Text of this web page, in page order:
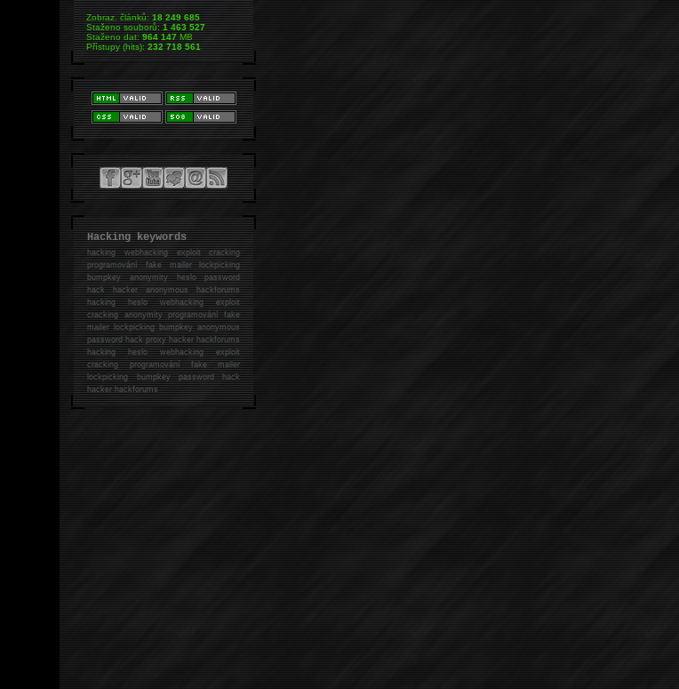
Zobraz. článků:18 249 685
Staženo souborů:1 463 527
Staženo dat:964 147MB
Přístupy (hits):232 718 561
Hacking keywords
hackingwebhacking exploit cracking
programování fake mailer lockpicking
bumpkey anonymity heslo password
hackhacker anonymous hackforums
hackingheslo webhacking exploit
cracking anonymity programování fake
mailer lockpicking bumpkey anonymous
password hack proxy hacker hackforums
hacking heslo webhacking exploit
cracking programování fake mailer
lockpicking bumpkey password hack
hackerhackforums